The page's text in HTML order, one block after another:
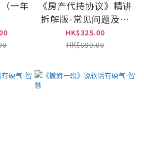
一年
《房产代持协议》精讲
拆解版-常见问题及起
拟要点
HK$325.00
HK$699.00